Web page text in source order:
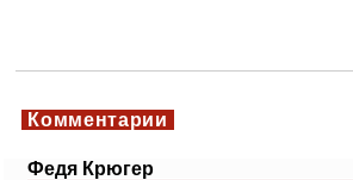
Комментарии
Федя Крюгер